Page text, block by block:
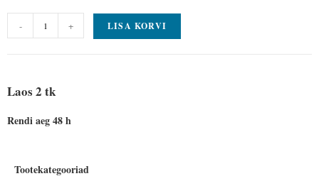
- + LISA KORVI
Laos 2 tk
Rendi aeg 48 h
Tootekategooriad